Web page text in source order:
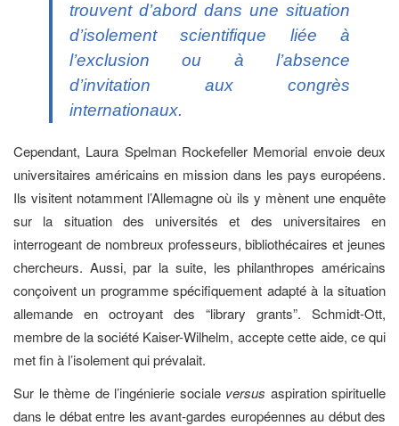
trouvent d’abord dans une situation
d’isolement scientifique liée à
l’exclusion ou à l’absence
d’invitation aux congrès
internationaux.
Cependant, Laura Spelman Rockefeller Memorial envoie deux
universitaires américains en mission dans les pays européens.
Ils visitent notamment l’Allemagne où ils y mènent une enquête
sur la situation des universités et des universitaires en
interrogeant de nombreux professeurs, bibliothécaires et jeunes
chercheurs. Aussi, par la suite, les philanthropes américains
conçoivent un programme spécifiquement adapté à la situation
allemande en octroyant des “library grants”. Schmidt-Ott,
membre de la société Kaiser-Wilhelm, accepte cette aide, ce qui
met fin à l’isolement qui prévalait.
Sur le thème de l’ingénierie sociale versus aspiration spirituelle
dans le débat entre les avant-gardes européennes au début des